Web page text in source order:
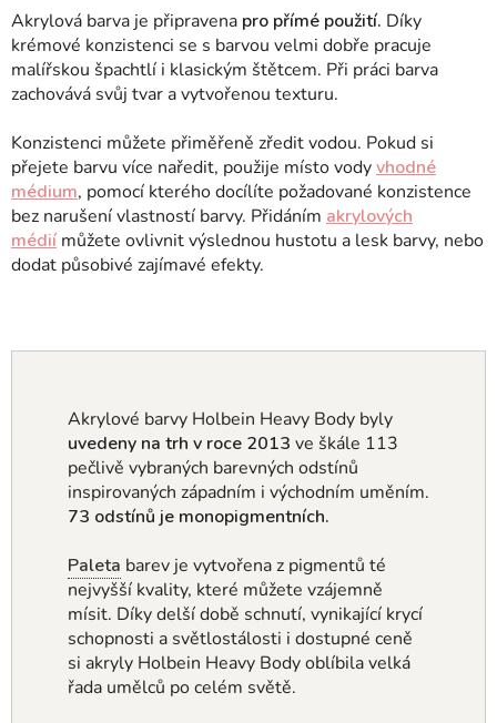
Akrylová barva je připravena pro přímé použití. Díky
krémové konzistenci se s barvou velmi dobře pracuje
malířskou špachtlí i klasickým štětcem. Při práci barva
zachovává svůj tvar a vytvořenou texturu.
Konzistenci můžete přiměřeně zředit vodou. Pokud si
přejete barvu více naředit, použije místo vodyvhodné
médium, pomocí kterého docílíte požadované konzistence
bez narušení vlastností barvy. Přidáním akrylových
médií můžete ovlivnit výslednou hustotu a lesk barvy, nebo
dodat působivé zajímavé efekty.
Akrylové barvy Holbein Heavy Body byly
uvedeny na trh v roce 2013 ve škále 113
pečlivě vybraných barevných odstínů
inspirovaných západním i východním uměním.
73 odstínů je monopigmentních.
Paleta barev je vytvořena z pigmentů té
nejvyšší kvality, které můžete vzájemně
mísit. Díky delší době schnutí, vynikající krycí
schopnosti a světlostálosti i dostupné ceně
si akryly Holbein Heavy Body oblíbila velká
řada umělců po celém světě.